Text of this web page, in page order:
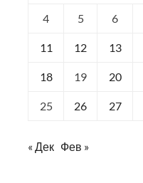
4 5 6
11 12 13
18 19 20
25 26 27
« Дек Фев »